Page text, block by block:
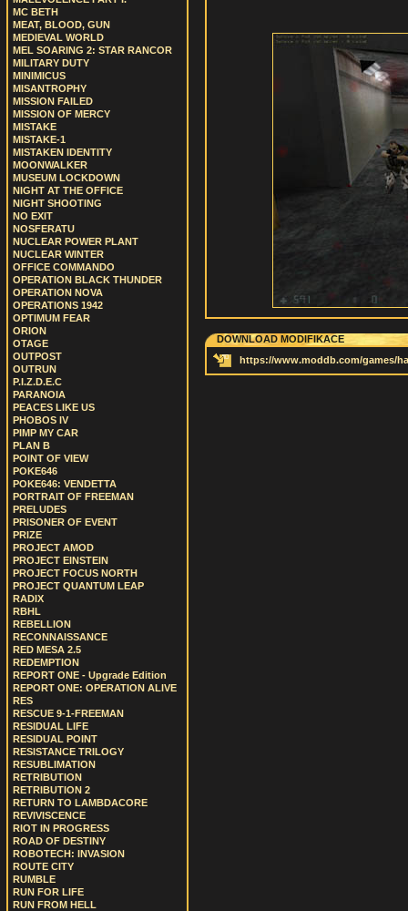
MC BETH
MEAT, BLOOD, GUN
MEDIEVAL WORLD
MEL SOARING 2: STAR RANCOR
MILITARY DUTY
MINIMICUS
MISANTROPHY
MISSION FAILED
MISSION OF MERCY
MISTAKE
MISTAKE-1
MISTAKEN IDENTITY
MOONWALKER
MUSEUM LOCKDOWN
NIGHT AT THE OFFICE
NIGHT SHOOTING
NO EXIT
NOSFERATU
NUCLEAR POWER PLANT
NUCLEAR WINTER
OFFICE COMMANDO
OPERATION BLACK THUNDER
OPERATION NOVA
OPERATIONS 1942
OPTIMUM FEAR
ORION
OTAGE
OUTPOST
OUTRUN
P.I.Z.D.E.C
PARANOIA
PEACES LIKE US
PHOBOS IV
PIMP MY CAR
PLAN B
POINT OF VIEW
POKE646
POKE646: VENDETTA
PORTRAIT OF FREEMAN
PRELUDES
PRISONER OF EVENT
PRIZE
PROJECT AMOD
PROJECT EINSTEIN
PROJECT FOCUS NORTH
PROJECT QUANTUM LEAP
RADIX
RBHL
REBELLION
RECONNAISSANCE
RED MESA 2.5
REDEMPTION
REPORT ONE - Upgrade Edition
REPORT ONE: OPERATION ALIVE
RES
RESCUE 9-1-FREEMAN
RESIDUAL LIFE
RESIDUAL POINT
RESISTANCE TRILOGY
RESUBLIMATION
RETRIBUTION
RETRIBUTION 2
RETURN TO LAMBDACORE
REVIVISCENCE
RIOT IN PROGRESS
ROAD OF DESTINY
ROBOTECH: INVASION
ROUTE CITY
RUMBLE
RUN FOR LIFE
RUN FROM HELL
DOWNLOAD MODIFIKACE
https://www.moddb.com/games/